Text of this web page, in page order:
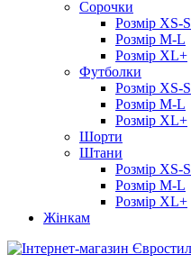
Сорочки
Розмір XS-S
Розмір M-L
Розмір XL+
Футболки
Розмір XS-S
Розмір M-L
Розмір XL+
Шорти
Штани
Розмір XS-S
Розмір M-L
Розмір XL+
Жінкам